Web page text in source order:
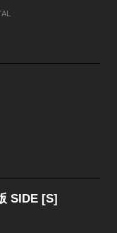
SIDE [S]